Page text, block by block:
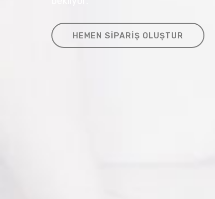
HEMEN SIPARIŞ OLUŞTUR